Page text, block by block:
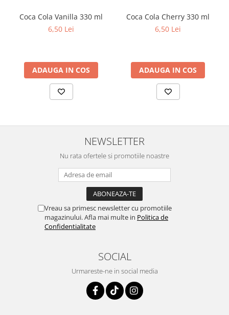
Coca Cola Vanilla 330 ml
6,50 Lei
ADAUGA IN COS
Coca Cola Cherry 330 ml
6,50 Lei
ADAUGA IN COS
NEWSLETTER
Nu rata ofertele si promotiile noastre
Vreau sa primesc newsletter cu promotiile
magazinului. Afla mai multe in Politica de
Confidentialitate
SOCIAL
Urmareste-ne in social media